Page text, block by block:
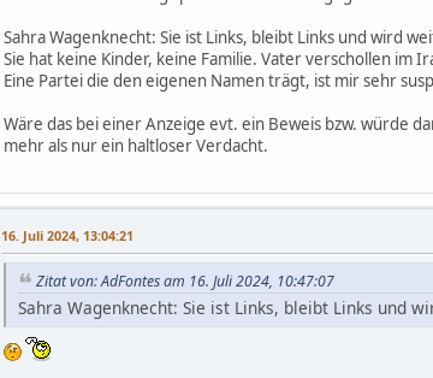
Sahra Wagenknecht: Sie ist Links, bleibt Links und wird
Sie hat keine Kinder, keine Familie. Vater verschollen im
Eine Partei die den eigenen Namen trägt, ist mir sehr
Wäre das bei einer Anzeige evt. ein Beweis bzw. würde
mehr als nur ein haltloser Verdacht.
16. Juli 2024, 13:04:21
Zitat von: AdFontes am 16. Juli 2024, 10:47:07
Sahra Wagenknecht: Sie ist Links, bleibt Links und